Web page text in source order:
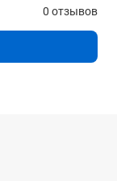
0 отзывов